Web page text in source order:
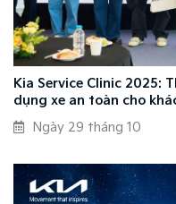
Kia Service Clinic 2025:
dụng xe an toàn cho
Ngày 29 tháng 10